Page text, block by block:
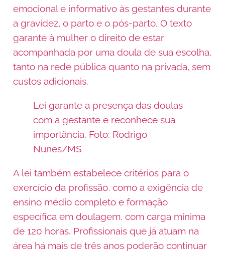
emocional e informativo às gestantes durante
a gravidez, o parto e o pós-parto. O texto
garante à mulher o direito de estar
acompanhada por uma doula de sua escolha,
tanto na rede pública quanto na privada, sem
custos adicionais.
Lei garante a presença das doulas
com a gestante e reconhece sua
importância. Foto: Rodrigo
Nunes/MS
A lei também estabelece critérios para o
exercício da profissão, como a exigência de
ensino médio completo e formação
específica em doulagem, com carga mínima
de 120 horas. Profissionais que já atuam na
área há mais de três anos poderão continuar